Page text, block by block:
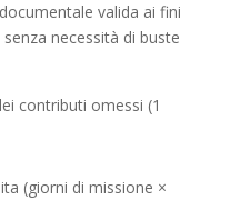
valida ai fini
necessità di buste
contributi omessi (1
(giorni di missione ×